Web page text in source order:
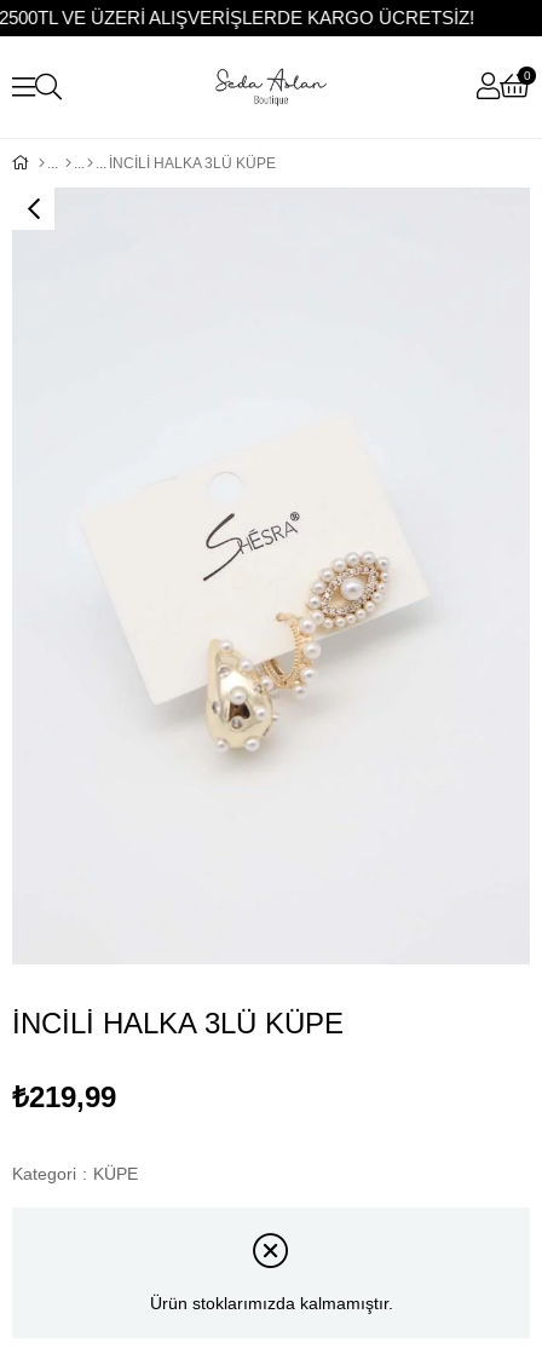
VE ÜZERİ ALIŞVERİŞLERDE KARGO ÜCRETSİZ!
0
İNCİLİ HALKA 3LÜ KÜPE
İNCİLİ HALKA 3LÜ KÜPE
₺219,99
Kategori : KÜPE
Ürün stoklarımızda kalmamıştır.